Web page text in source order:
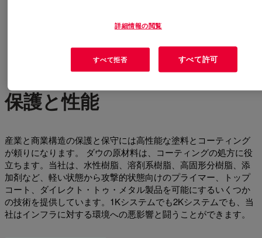
保護と性能
産業と商業構造の保護と保守には高性能な塗料とコーティング
が頼りになります。 ダウの原材料は、コーティングの処方に役
立ちます。当社は、水性樹脂、溶剤系樹脂、高固形分樹脂、添
加剤など、軽い状態から攻撃的状態向けのプライマー、トップ
コート、ダイレクト・トゥ・メタル製品を可能にするいくつか
の技術を提供しています。1Kシステムでも2Kシステムでも、当
社はインフラに対する環境への悪影響と闘うことができます。
詳細情報の閲覧
すべて拒否 すべて許可